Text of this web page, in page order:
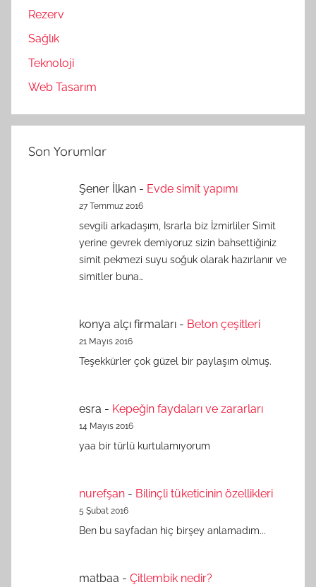
Rezerv
Sağlık
Teknoloji
Web Tasarım
Son Yorumlar
Şener İlkan - Evde simit yapımı
27 Temmuz 2016
sevgili arkadaşım, Israrla biz İzmirliler Simit
yerine gevrek demiyoruz sizin bahsettiğiniz
simit pekmezi suyu soğuk olarak hazırlanır ve
simitler buna…
konya alçı firmaları - Beton çeşitleri
21 Mayıs 2016
Teşekkürler çok güzel bir paylaşım olmuş.
esra - Kepeğin faydaları ve zararları
14 Mayıs 2016
yaa bir türlü kurtulamıyorum
nurefşan - Bilinçli tüketicinin özellikleri
5 Şubat 2016
Ben bu sayfadan hiç birşey anlamadım...
matbaa - Çitlembik nedir?